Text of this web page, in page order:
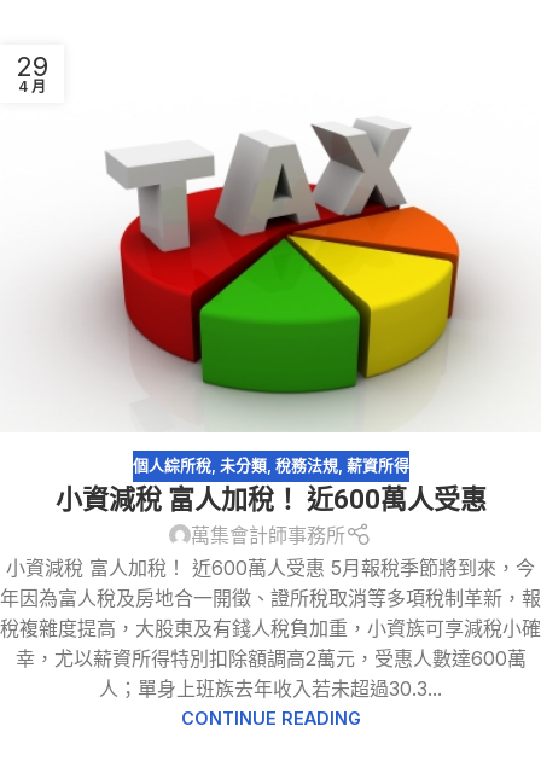
29
4 月
個人綜所稅, 未分類, 稅務法規, 薪資所得
小資減稅 富人加稅！ 近600萬人受惠
萬集會計師事務所
小資減稅 富人加稅！ 近600萬人受惠 5月報稅季節將到來，今
年因為富人稅及房地合一開徵、證所稅取消等多項稅制革新，報
稅複雜度提高，大股東及有錢人稅負加重，小資族可享減稅小確
幸，尤以薪資所得特別扣除額調高2萬元，受惠人數達600萬
人；單身上班族去年收入若未超過30.3...
CONTINUE READING